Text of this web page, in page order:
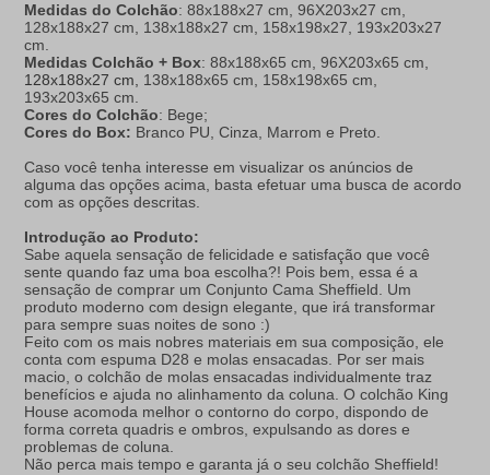
Medidas do Colchão: 88x188x27 cm, 96X203x27 cm,
128x188x27 cm, 138x188x27 cm, 158x198x27, 193x203x27
cm.
Medidas Colchão + Box: 88x188x65 cm, 96X203x65 cm,
128x188x27 cm, 138x188x65 cm, 158x198x65 cm,
193x203x65 cm.
Cores do Colchão: Bege;
Cores do Box: Branco PU, Cinza, Marrom e Preto.
Caso você tenha interesse em visualizar os anúncios de
alguma das opções acima, basta efetuar uma busca de acordo
com as opções descritas.
Introdução ao Produto:
Sabe aquela sensação de felicidade e satisfação que você
sente quando faz uma boa escolha?! Pois bem, essa é a
sensação de comprar um Conjunto Cama Sheffield. Um
produto moderno com design elegante, que irá transformar
para sempre suas noites de sono :)
Feito com os mais nobres materiais em sua composição, ele
conta com espuma D28 e molas ensacadas. Por ser mais
macio, o colchão de molas ensacadas individualmente traz
benefícios e ajuda no alinhamento da coluna. O colchão King
House acomoda melhor o contorno do corpo, dispondo de
forma correta quadris e ombros, expulsando as dores e
problemas de coluna.
Não perca mais tempo e garanta já o seu colchão Sheffield!